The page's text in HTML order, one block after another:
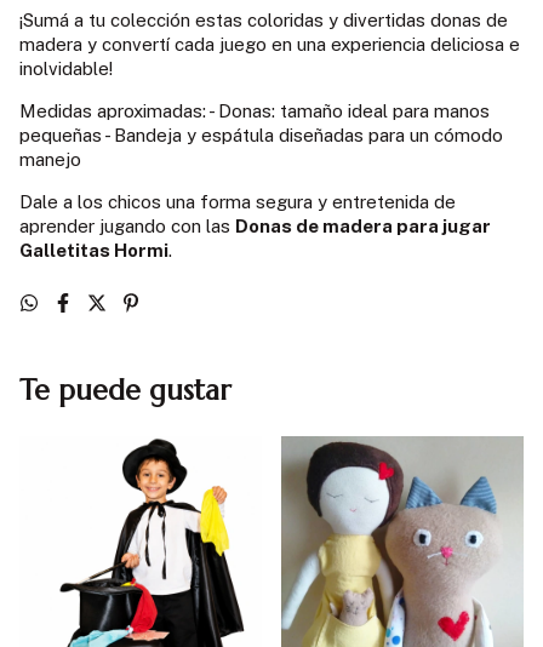
¡Sumá a tu colección estas coloridas y divertidas donas de
madera y convertí cada juego en una experiencia deliciosa e
inolvidable!
Medidas aproximadas: - Donas: tamaño ideal para manos
pequeñas - Bandeja y espátula diseñadas para un cómodo
manejo
Dale a los chicos una forma segura y entretenida de
aprender jugando con las Donas de madera para jugar
Galletitas Hormi.
Te puede gustar